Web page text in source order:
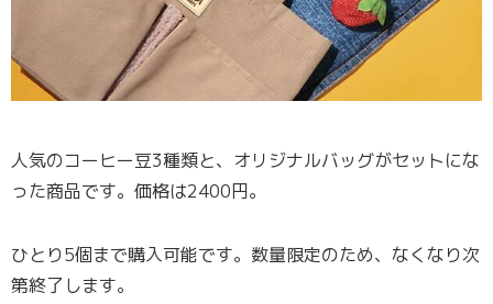
人気のコーヒー豆3種類と、オリジナルバッグがセットにな
った商品です。価格は2400円。
ひとり5個まで購入可能です。数量限定のため、なくなり次
第終了します。